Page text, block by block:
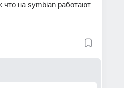
что на symbian работают